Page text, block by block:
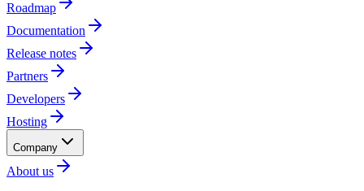
Roadmap​​​​‌ ‍ ​‍​‍‌‍ ‌ ​‍‌‍‍‌‌‍‌ ‌‍‍‌‌‍ ‍​‍​‍​ ‍‍​‍​‍‌ ​ ‌‍​‌‌‍ ‍‌‍‍‌‌ ‌​‌ ‍‌​‍ ‍‌‍‍‌‌‍ ​‍​‍​‍ ​​‍​‍‌‍‍​‌ ​‍‌‍‌‌‌‍‌‍​‍​‍​ ‍‍​‍​‍‌‍‍​‌ ‌​‌ ‌​‌ ​​​ ‍‍​‍ ​‍ ‌‍ ​‌‍ ‌‍​ ‌‍​‌‌‍ ​‌‍‍​‌‍ ‌ ​ ‌ ‌​​ ‍‍​ ​ ​ ​​​ ​​​ ​​​‍ ‌ ​ ‌ ‌​‌ ‌‌‌‍‌​‌‍‍‌‌‍ ​‍ ‌‍‍‌‌‍ ‍‌ ‌​‌‍‌‌‌‍ ‍‌ ‌​​‍ ‌‍‌‌‌‍‌​‌‍‍‌‌ ‌​​‍ ‌‍ ‌‌‍ ‌‍‌​‌‍‌‌​ ‌‌ ​​‌ ​‍‌‍‌‌‌ ​ ‌‍‌‌‌‍ ‍‌ ‌​‌‍​‌‌ ‌​‌‍‍‌‌‍ ‌‍ ‍​ ‍ ‌‍‍‌‌‍‌​​ ‌​ ​‌​ ‍​​ ‍​‌‍‌‍‌‍​ ​ ‌ ​ ​ ‌‍​ ​‍ ‌​ ​ ‌‍​‌​ ​​‌‍‌‌​‍ ‌​ ‌​​ ​ ​ ​‌​ ​​​‍ ‌​ ‍​‌‍‌‍​ ‍‌​ ​ ​‍ ‌‌‍​‌‌‍‌‍‌‍​ ‌‍​‍​ ‌‍‌‍​ ​ ​‌​ ​ ​ ‍‌​ ‍‌​ ‌‍‌‍​‍​ ‍ ‌ ‌​‌ ‍‌‌ ​​‌‍‌‌​ ‌‌‍ ‍‌‍​‌‌ ‌‍‌‍‍‌‌‍‌ ‌‍​‌‌ ‌​‌‍‍‌‌‍ ‌‍ ‍​ ‍ ‌ ​​‌‍​‌‌ ‌​‌‍‍​​ ‌‌‍ ‍‌‍​‌‌ ‌‍‌‍‍‌‌‍‌ ‌‍​‌‌ ‌​‌‍‍‌‌‍ ‌‍ ‍‌​‍‌‌ ‌​‌‍‌‌‌‍ ‌‌ ​ ​‍‌‌​ ‌‌‌​​‍‌‌ ‌‍‍ ‌‍‌‌‌ ‍‌​‍‌‌​ ​ ‌​‌​​‍‌‌​ ​ ‌​‌​​‍‌‌​ ​‍​ ​‍‌‍​‌​ ​​‌‍‌​‌‍‌‌​ ‌‌‌‍‌‍‌‍​ ​ ‌ ‌‍​ ​ ‌​​ ‌​​ ​ ​‍‌‌​ ​‍​ ​‍​‍‌‌​ ‌‌‌​‌​​‍ ‍‌‍​ ‌‍‍​‌‍‍‌‌‍ ​‌‍‌​‌ ​‍‌‍‌‌‌‍ ‍​‍‌‌​ ‌‌‌​​‍‌‌ ‌‍‍ ‌‍‌‌‌ ‍‌​‍‌‌​ ​ ‌​‌​​‍‌‌​ ​ ‌​‌​​‍‌‌​ ​‍​ ​‍​ ‌​‌‍​‌‌‍‌‍‌‍‌‌​ ‌‌​ ‌ ‌‍‌‌​ ​‌‌‍‌‍‌‍‌​‌‍​ ‌‍‌‍​‍‌‌​ ​‍​ ​‍​‍‌‌​ ‌‌‌​‌​​‍ ‍‌ ‌​‌‍‍‌‌ ‌​‌‍ ​‌‍‌‌​ ‌‍​‍‌‍​‌‌ ​ ‌‍‌‌‌‌‌‌‌ ​‍‌‍ ​​ ‌‌‍‍​‌ ‌​‌ ‌​‌ ​​​‍‌‌​ ​ ‌​​‌​‍‌‌​ ​‍‌​‌‍​‍‌‌​ ​‍‌​‌‍‌‍ ​‌‍ ‌‍​ ‌‍​‌‌‍ ​‌‍‍​‌‍ ‌ ​ ‌ ‌​​‍‌‌​ ​ ‌​​‌​ ​ ​ ​​​ ​​​ ​​​‍‌‌​ ​‍‌​‌‍‌ ​ ‌ ‌​‌ ‌‌‌‍‌​‌‍‍‌‌‍ ​‍‌‍‌‍‍‌‌‍‌​​ ‌​ ​‌​ ‍​​ ‍​‌‍‌‍‌‍​ ​ ‌ ​ ​ ‌‍​ ​‍ ‌​ ​ ‌‍​‌​ ​​‌‍‌‌​‍ ‌​ ‌​​ ​ ​ ​‌​ ​​​‍ ‌​ ‍​‌‍‌‍​ ‍‌​ ​ ​‍ ‌‌‍​‌‌‍‌‍‌‍​ ‌‍​‍​ ‌‍‌‍​ ​ ​‌​ ​ ​ ‍‌​ ‍‌​ ‌‍‌‍​‍​‍‌‍‌ ‌​‌ ‍‌‌ ​​‌‍‌‌​ ‌‌‍ ‍‌‍​‌‌ ‌‍‌‍‍‌‌‍‌ ‌‍​‌‌ ‌​‌‍‍‌‌‍ ‌‍ ‍​‍‌‍‌ ​​‌‍​‌‌ ‌​‌‍‍​​ ‌‌‍ ‍‌‍​‌‌ ‌‍‌‍‍‌‌‍‌ ‌‍​‌‌ ‌​‌‍‍‌‌‍ ‌‍ ‍‌​‍‌‌ ‌​‌‍‌‌‌‍ ‌‌ ​ ​‍‌‌​ ‌‌‌​​‍‌‌ ‌‍‍ ‌‍‌‌‌ ‍‌​‍‌‌​ ​ ‌​‌​​‍‌‌​ ​ ‌​‌​​‍‌‌​ ​‍​ ​‍‌‍​‌​ ​​‌‍‌​‌‍‌‌​ ‌‌‌‍‌‍‌‍​ ​ ‌ ‌‍​ ​ ‌​​ ‌​​ ​ ​‍‌‌​ ​‍​ ​‍​‍‌‌​ ‌‌‌​‌​​‍ ‍‌‍​ ‌‍‍​‌‍‍‌‌‍ ​‌‍‌​‌ ​‍‌‍‌‌‌‍ ‍​‍‌‌​ ‌‌‌​​‍‌‌ ‌‍‍ ‌‍‌‌‌ ‍‌​‍‌‌​ ​ ‌​‌​​‍‌‌​ ​ ‌​‌​​‍‌‌​ ​‍​ ​‍​ ‌​‌‍​‌‌‍‌‍‌‍‌‌​ ‌‌​ ‌ ‌‍‌‌​ ​‌‌‍‌‍‌‍‌​‌‍​ ‌‍‌‍​‍‌‌​ ​‍​ ​‍​‍‌‌​ ‌‌‌​‌​​‍ ‍‌ ‌​‌‍‍‌‌ ‌​‌‍ ​‌‍‌‌​‍‌‍‌ ​​‌‍‌‌‌ ​‍‌ ​ ‌ ​​‌‍‌‌‌‍​ ‌ ‌​‌‍‍‌‌ ‌‍‌‍‌‌​ ‌‌ ​​‌ ‌‌‌‍​‍‌‍ ​‌‍‍‌‌ ​ ‌‍‍​‌‍‌‌‌‍‌​​‍​‍‌ ‌
Documentation​​​​‌ ‍ ​‍​‍‌‍ ‌ ​‍‌‍‍‌‌‍‌ ‌‍‍‌‌‍ ‍​‍​‍​ ‍‍​‍​‍‌ ​ ‌‍​‌‌‍ ‍‌‍‍‌‌ ‌​‌ ‍‌​‍ ‍‌‍‍‌‌‍ ​‍​‍​‍ ​​‍​‍‌‍‍​‌ ​‍‌‍‌‌‌‍‌‍​‍​‍​ ‍‍​‍​‍‌‍‍​‌ ‌​‌ ‌​‌ ​​​ ‍‍​‍ ​‍ ‌‍ ​‌‍ ‌‍​ ‌‍​‌‌‍ ​‌‍‍​‌‍ ‌ ​ ‌ ‌​​ ‍‍​ ​ ​ ​​​ ​​​ ​​​‍ ‌ ​ ‌ ‌​‌ ‌‌‌‍‌​‌‍‍‌‌‍ ​‍ ‌‍‍‌‌‍ ‍‌ ‌​‌‍‌‌‌‍ ‍‌ ‌​​‍ ‌‍‌‌‌‍‌​‌‍‍‌‌ ‌​​‍ ‌‍ ‌‌‍ ‌‍‌​‌‍‌‌​ ‌‌ ​​‌ ​‍‌‍‌‌‌ ​ ‌‍‌‌‌‍ ‍‌ ‌​‌‍​‌‌ ‌​‌‍‍‌‌‍ ‌‍ ‍​ ‍ ‌‍‍‌‌‍‌​​ ‌​ ​‌​ ‍​​ ‍​‌‍‌‍‌‍​ ​ ‌ ​ ​ ‌‍​ ​‍ ‌​ ​ ‌‍​‌​ ​​‌‍‌‌​‍ ‌​ ‌​​ ​ ​ ​‌​ ​​​‍ ‌​ ‍​‌‍‌‍​ ‍‌​ ​ ​‍ ‌‌‍​‌‌‍‌‍‌‍​ ‌‍​‍​ ‌‍‌‍​ ​ ​‌​ ​ ​ ‍‌​ ‍‌​ ‌‍‌‍​‍​ ‍ ‌ ‌​‌ ‍‌‌ ​​‌‍‌‌​ ‌‌‍ ‍‌‍​‌‌ ‌‍‌‍‍‌‌‍‌ ‌‍​‌‌ ‌​‌‍‍‌‌‍ ‌‍ ‍​ ‍ ‌ ​​‌‍​‌‌ ‌​‌‍‍​​ ‌‌‍ ‍‌‍​‌‌ ‌‍‌‍‍‌‌‍‌ ‌‍​‌‌ ‌​‌‍‍‌‌‍ ‌‍ ‍‌​‍‌‌ ‌​‌‍‌‌‌‍ ‌‌ ​ ​‍‌‌​ ‌‌‌​​‍‌‌ ‌‍‍ ‌‍‌‌‌ ‍‌​‍‌‌​ ​ ‌​‌​​‍‌‌​ ​ ‌​‌​​‍‌‌​ ​‍​ ​‍‌‍​‌​ ​​‌‍‌​‌‍‌‌​ ‌‌‌‍‌‍‌‍​ ​ ‌ ‌‍​ ​ ‌​​ ‌​​ ​ ​‍‌‌​ ​‍​ ​‍​‍‌‌​ ‌‌‌​‌​​‍ ‍‌‍​ ‌‍‍​‌‍‍‌‌‍ ​‌‍‌​‌ ​‍‌‍‌‌‌‍ ‍​‍‌‌​ ‌‌‌​​‍‌‌ ‌‍‍ ‌‍‌‌‌ ‍‌​‍‌‌​ ​ ‌​‌​​‍‌‌​ ​ ‌​‌​​‍‌‌​ ​‍​ ​‍​ ​ ‌‍​‍​ ‍‌​ ‌ ‌‍‌‍​ ​‌‌‍​‌​ ‍‌​ ‍​‌‍​ ​ ​​​ ‌ ​‍‌‌​ ​‍​ ​‍​‍‌‌​ ‌‌‌​‌​​‍ ‍‌ ‌​‌‍‍‌‌ ‌​‌‍ ​‌‍‌‌​ ‌‍​‍‌‍​‌‌ ​ ‌‍‌‌‌‌‌‌‌ ​‍‌‍ ​​ ‌‌‍‍​‌ ‌​‌ ‌​‌ ​​​‍‌‌​ ​ ‌​​‌​‍‌‌​ ​‍‌​‌‍​‍‌‌​ ​‍‌​‌‍‌‍ ​‌‍ ‌‍​ ‌‍​‌‌‍ ​‌‍‍​‌‍ ‌ ​ ‌ ‌​​‍‌‌​ ​ ‌​​‌​ ​ ​ ​​​ ​​​ ​​​‍‌‌​ ​‍‌​‌‍‌ ​ ‌ ‌​‌ ‌‌‌‍‌​‌‍‍‌‌‍ ​‍‌‍‌‍‍‌‌‍‌​​ ‌​ ​‌​ ‍​​ ‍​‌‍‌‍‌‍​ ​ ‌ ​ ​ ‌‍​ ​‍ ‌​ ​ ‌‍​‌​ ​​‌‍‌‌​‍ ‌​ ‌​​ ​ ​ ​‌​ ​​​‍ ‌​ ‍​‌‍‌‍​ ‍‌​ ​ ​‍ ‌‌‍​‌‌‍‌‍‌‍​ ‌‍​‍​ ‌‍‌‍​ ​ ​‌​ ​ ​ ‍‌​ ‍‌​ ‌‍‌‍​‍​‍‌‍‌ ‌​‌ ‍‌‌ ​​‌‍‌‌​ ‌‌‍ ‍‌‍​‌‌ ‌‍‌‍‍‌‌‍‌ ‌‍​‌‌ ‌​‌‍‍‌‌‍ ‌‍ ‍​‍‌‍‌ ​​‌‍​‌‌ ‌​‌‍‍​​ ‌‌‍ ‍‌‍​‌‌ ‌‍‌‍‍‌‌‍‌ ‌‍​‌‌ ‌​‌‍‍‌‌‍ ‌‍ ‍‌​‍‌‌ ‌​‌‍‌‌‌‍ ‌‌ ​ ​‍‌‌​ ‌‌‌​​‍‌‌ ‌‍‍ ‌‍‌‌‌ ‍‌​‍‌‌​ ​ ‌​‌​​‍‌‌​ ​ ‌​‌​​‍‌‌​ ​‍​ ​‍‌‍​‌​ ​​‌‍‌​‌‍‌‌​ ‌‌‌‍‌‍‌‍​ ​ ‌ ‌‍​ ​ ‌​​ ‌​​ ​ ​‍‌‌​ ​‍​ ​‍​‍‌‌​ ‌‌‌​‌​​‍ ‍‌‍​ ‌‍‍​‌‍‍‌‌‍ ​‌‍‌​‌ ​‍‌‍‌‌‌‍ ‍​‍‌‌​ ‌‌‌​​‍‌‌ ‌‍‍ ‌‍‌‌‌ ‍‌​‍‌‌​ ​ ‌​‌​​‍‌‌​ ​ ‌​‌​​‍‌‌​ ​‍​ ​‍​ ​ ‌‍​‍​ ‍‌​ ‌ ‌‍‌‍​ ​‌‌‍​‌​ ‍‌​ ‍​‌‍​ ​ ​​​ ‌ ​‍‌‌​ ​‍​ ​‍​‍‌‌​ ‌‌‌​‌​​‍ ‍‌ ‌​‌‍‍‌‌ ‌​‌‍ ​‌‍‌‌​‍‌‍‌ ​​‌‍‌‌‌ ​‍‌ ​ ‌ ​​‌‍‌‌‌‍​ ‌ ‌​‌‍‍‌‌ ‌‍‌‍‌‌​ ‌‌ ​​‌ ‌‌‌‍​‍‌‍ ​‌‍‍‌‌ ​ ‌‍‍​‌‍‌‌‌‍‌​​‍​‍‌ ‌
Release notes​​​​‌ ‍ ​‍​‍‌‍ ‌ ​‍‌‍‍‌‌‍‌ ‌‍‍‌‌‍ ‍​‍​‍​ ‍‍​‍​‍‌ ​ ‌‍​‌‌‍ ‍‌‍‍‌‌ ‌​‌ ‍‌​‍ ‍‌‍‍‌‌‍ ​‍​‍​‍ ​​‍​‍‌‍‍​‌ ​‍‌‍‌‌‌‍‌‍​‍​‍​ ‍‍​‍​‍‌‍‍​‌ ‌​‌ ‌​‌ ​​​ ‍‍​‍ ​‍ ‌‍ ​‌‍ ‌‍​ ‌‍​‌‌‍ ​‌‍‍​‌‍ ‌ ​ ‌ ‌​​ ‍‍​ ​ ​ ​​​ ​​​ ​​​‍ ‌ ​ ‌ ‌​‌ ‌‌‌‍‌​‌‍‍‌‌‍ ​‍ ‌‍‍‌‌‍ ‍‌ ‌​‌‍‌‌‌‍ ‍‌ ‌​​‍ ‌‍‌‌‌‍‌​‌‍‍‌‌ ‌​​‍ ‌‍ ‌‌‍ ‌‍‌​‌‍‌‌​ ‌‌ ​​‌ ​‍‌‍‌‌‌ ​ ‌‍‌‌‌‍ ‍‌ ‌​‌‍​‌‌ ‌​‌‍‍‌‌‍ ‌‍ ‍​ ‍ ‌‍‍‌‌‍‌​​ ‌​ ​‌​ ‍​​ ‍​‌‍‌‍‌‍​ ​ ‌ ​ ​ ‌‍​ ​‍ ‌​ ​ ‌‍​‌​ ​​‌‍‌‌​‍ ‌​ ‌​​ ​ ​ ​‌​ ​​​‍ ‌​ ‍​‌‍‌‍​ ‍‌​ ​ ​‍ ‌‌‍​‌‌‍‌‍‌‍​ ‌‍​‍​ ‌‍‌‍​ ​ ​‌​ ​ ​ ‍‌​ ‍‌​ ‌‍‌‍​‍​ ‍ ‌ ‌​‌ ‍‌‌ ​​‌‍‌‌​ ‌‌‍ ‍‌‍​‌‌ ‌‍‌‍‍‌‌‍‌ ‌‍​‌‌ ‌​‌‍‍‌‌‍ ‌‍ ‍​ ‍ ‌ ​​‌‍​‌‌ ‌​‌‍‍​​ ‌‌‍ ‍‌‍​‌‌ ‌‍‌‍‍‌‌‍‌ ‌‍​‌‌ ‌​‌‍‍‌‌‍ ‌‍ ‍‌​‍‌‌ ‌​‌‍‌‌‌‍ ‌‌ ​ ​‍‌‌​ ‌‌‌​​‍‌‌ ‌‍‍ ‌‍‌‌‌ ‍‌​‍‌‌​ ​ ‌​‌​​‍‌‌​ ​ ‌​‌​​‍‌‌​ ​‍​ ​‍‌‍​‌​ ​​‌‍‌​‌‍‌‌​ ‌‌‌‍‌‍‌‍​ ​ ‌ ‌‍​ ​ ‌​​ ‌​​ ​ ​‍‌‌​ ​‍​ ​‍​‍‌‌​ ‌‌‌​‌​​‍ ‍‌‍​ ‌‍‍​‌‍‍‌‌‍ ​‌‍‌​‌ ​‍‌‍‌‌‌‍ ‍​‍‌‌​ ‌‌‌​​‍‌‌ ‌‍‍ ‌‍‌‌‌ ‍‌​‍‌‌​ ​ ‌​‌​​‍‌‌​ ​ ‌​‌​​‍‌‌​ ​‍​ ​‍​ ‍‌​ ‍​​ ‌‌​ ‌​‌‍​‌​ ‍​​ ​‌​ ‌‍‌‍‌‌‌‍‌‍​ ‌​​ ‌‍​‍‌‌​ ​‍​ ​‍​‍‌‌​ ‌‌‌​‌​​‍ ‍‌ ‌​‌‍‍‌‌ ‌​‌‍ ​‌‍‌‌​ ‌‍​‍‌‍​‌‌ ​ ‌‍‌‌‌‌‌‌‌ ​‍‌‍ ​​ ‌‌‍‍​‌ ‌​‌ ‌​‌ ​​​‍‌‌​ ​ ‌​​‌​‍‌‌​ ​‍‌​‌‍​‍‌‌​ ​‍‌​‌‍‌‍ ​‌‍ ‌‍​ ‌‍​‌‌‍ ​‌‍‍​‌‍ ‌ ​ ‌ ‌​​‍‌‌​ ​ ‌​​‌​ ​ ​ ​​​ ​​​ ​​​‍‌‌​ ​‍‌​‌‍‌ ​ ‌ ‌​‌ ‌‌‌‍‌​‌‍‍‌‌‍ ​‍‌‍‌‍‍‌‌‍‌​​ ‌​ ​‌​ ‍​​ ‍​‌‍‌‍‌‍​ ​ ‌ ​ ​ ‌‍​ ​‍ ‌​ ​ ‌‍​‌​ ​​‌‍‌‌​‍ ‌​ ‌​​ ​ ​ ​‌​ ​​​‍ ‌​ ‍​‌‍‌‍​ ‍‌​ ​ ​‍ ‌‌‍​‌‌‍‌‍‌‍​ ‌‍​‍​ ‌‍‌‍​ ​ ​‌​ ​ ​ ‍‌​ ‍‌​ ‌‍‌‍​‍​‍‌‍‌ ‌​‌ ‍‌‌ ​​‌‍‌‌​ ‌‌‍ ‍‌‍​‌‌ ‌‍‌‍‍‌‌‍‌ ‌‍​‌‌ ‌​‌‍‍‌‌‍ ‌‍ ‍​‍‌‍‌ ​​‌‍​‌‌ ‌​‌‍‍​​ ‌‌‍ ‍‌‍​‌‌ ‌‍‌‍‍‌‌‍‌ ‌‍​‌‌ ‌​‌‍‍‌‌‍ ‌‍ ‍‌​‍‌‌ ‌​‌‍‌‌‌‍ ‌‌ ​ ​‍‌‌​ ‌‌‌​​‍‌‌ ‌‍‍ ‌‍‌‌‌ ‍‌​‍‌‌​ ​ ‌​‌​​‍‌‌​ ​ ‌​‌​​‍‌‌​ ​‍​ ​‍‌‍​‌​ ​​‌‍‌​‌‍‌‌​ ‌‌‌‍‌‍‌‍​ ​ ‌ ‌‍​ ​ ‌​​ ‌​​ ​ ​‍‌‌​ ​‍​ ​‍​‍‌‌​ ‌‌‌​‌​​‍ ‍‌‍​ ‌‍‍​‌‍‍‌‌‍ ​‌‍‌​‌ ​‍‌‍‌‌‌‍ ‍​‍‌‌​ ‌‌‌​​‍‌‌ ‌‍‍ ‌‍‌‌‌ ‍‌​‍‌‌​ ​ ‌​‌​​‍‌‌​ ​ ‌​‌​​‍‌‌​ ​‍​ ​‍​ ‍‌​ ‍​​ ‌‌​ ‌​‌‍​‌​ ‍​​ ​‌​ ‌‍‌‍‌‌‌‍‌‍​ ‌​​ ‌‍​‍‌‌​ ​‍​ ​‍​‍‌‌​ ‌‌‌​‌​​‍ ‍‌ ‌​‌‍‍‌‌ ‌​‌‍ ​‌‍‌‌​‍‌‍‌ ​​‌‍‌‌‌ ​‍‌ ​ ‌ ​​‌‍‌‌‌‍​ ‌ ‌​‌‍‍‌‌ ‌‍‌‍‌‌​ ‌‌ ​​‌ ‌‌‌‍​‍‌‍ ​‌‍‍‌‌ ​ ‌‍‍​‌‍‌‌‌‍‌​​‍​‍‌ ‌
Partners​​​​‌ ‍ ​‍​‍‌‍ ‌ ​‍‌‍‍‌‌‍‌ ‌‍‍‌‌‍ ‍​‍​‍​ ‍‍​‍​‍‌ ​ ‌‍​‌‌‍ ‍‌‍‍‌‌ ‌​‌ ‍‌​‍ ‍‌‍‍‌‌‍ ​‍​‍​‍ ​​‍​‍‌‍‍​‌ ​‍‌‍‌‌‌‍‌‍​‍​‍​ ‍‍​‍​‍‌‍‍​‌ ‌​‌ ‌​‌ ​​​ ‍‍​‍ ​‍ ‌‍ ​‌‍ ‌‍​ ‌‍​‌‌‍ ​‌‍‍​‌‍ ‌ ​ ‌ ‌​​ ‍‍​ ​ ​ ​​​ ​​​ ​​​‍ ‌ ​ ‌ ‌​‌ ‌‌‌‍‌​‌‍‍‌‌‍ ​‍ ‌‍‍‌‌‍ ‍‌ ‌​‌‍‌‌‌‍ ‍‌ ‌​​‍ ‌‍‌‌‌‍‌​‌‍‍‌‌ ‌​​‍ ‌‍ ‌‌‍ ‌‍‌​‌‍‌‌​ ‌‌ ​​‌ ​‍‌‍‌‌‌ ​ ‌‍‌‌‌‍ ‍‌ ‌​‌‍​‌‌ ‌​‌‍‍‌‌‍ ‌‍ ‍​ ‍ ‌‍‍‌‌‍‌​​ ‌​ ​‌​ ‍​​ ‍​‌‍‌‍‌‍​ ​ ‌ ​ ​ ‌‍​ ​‍ ‌​ ​ ‌‍​‌​ ​​‌‍‌‌​‍ ‌​ ‌​​ ​ ​ ​‌​ ​​​‍ ‌​ ‍​‌‍‌‍​ ‍‌​ ​ ​‍ ‌‌‍​‌‌‍‌‍‌‍​ ‌‍​‍​ ‌‍‌‍​ ​ ​‌​ ​ ​ ‍‌​ ‍‌​ ‌‍‌‍​‍​ ‍ ‌ ‌​‌ ‍‌‌ ​​‌‍‌‌​ ‌‌‍ ‍‌‍​‌‌ ‌‍‌‍‍‌‌‍‌ ‌‍​‌‌ ‌​‌‍‍‌‌‍ ‌‍ ‍​ ‍ ‌ ​​‌‍​‌‌ ‌​‌‍‍​​ ‌‌‍ ‍‌‍​‌‌ ‌‍‌‍‍‌‌‍‌ ‌‍​‌‌ ‌​‌‍‍‌‌‍ ‌‍ ‍‌​‍‌‌ ‌​‌‍‌‌‌‍ ‌‌ ​ ​‍‌‌​ ‌‌‌​​‍‌‌ ‌‍‍ ‌‍‌‌‌ ‍‌​‍‌‌​ ​ ‌​‌​​‍‌‌​ ​ ‌​‌​​‍‌‌​ ​‍​ ​‍‌‍​‌​ ​​‌‍‌​‌‍‌‌​ ‌‌‌‍‌‍‌‍​ ​ ‌ ‌‍​ ​ ‌​​ ‌​​ ​ ​‍‌‌​ ​‍​ ​‍​‍‌‌​ ‌‌‌​‌​​‍ ‍‌‍​ ‌‍‍​‌‍‍‌‌‍ ​‌‍‌​‌ ​‍‌‍‌‌‌‍ ‍​‍‌‌​ ‌‌‌​​‍‌‌ ‌‍‍ ‌‍‌‌‌ ‍‌​‍‌‌​ ​ ‌​‌​​‍‌‌​ ​ ‌​‌​​‍‌‌​ ​‍​ ​‍‌‍​ ​ ‌​‌‍​‌​ ‍‌​ ‌‌​ ‌​‌‍‌‌​ ‌​​ ​ ‌‍​‌​ ‌ ‌‍​‌​‍‌‌​ ​‍​ ​‍​‍‌‌​ ‌‌‌​‌​​‍ ‍‌ ‌​‌‍‍‌‌ ‌​‌‍ ​‌‍‌‌​ ‌‍​‍‌‍​‌‌ ​ ‌‍‌‌‌‌‌‌‌ ​‍‌‍ ​​ ‌‌‍‍​‌ ‌​‌ ‌​‌ ​​​‍‌‌​ ​ ‌​​‌​‍‌‌​ ​‍‌​‌‍​‍‌‌​ ​‍‌​‌‍‌‍ ​‌‍ ‌‍​ ‌‍​‌‌‍ ​‌‍‍​‌‍ ‌ ​ ‌ ‌​​‍‌‌​ ​ ‌​​‌​ ​ ​ ​​​ ​​​ ​​​‍‌‌​ ​‍‌​‌‍‌ ​ ‌ ‌​‌ ‌‌‌‍‌​‌‍‍‌‌‍ ​‍‌‍‌‍‍‌‌‍‌​​ ‌​ ​‌​ ‍​​ ‍​‌‍‌‍‌‍​ ​ ‌ ​ ​ ‌‍​ ​‍ ‌​ ​ ‌‍​‌​ ​​‌‍‌‌​‍ ‌​ ‌​​ ​ ​ ​‌​ ​​​‍ ‌​ ‍​‌‍‌‍​ ‍‌​ ​ ​‍ ‌‌‍​‌‌‍‌‍‌‍​ ‌‍​‍​ ‌‍‌‍​ ​ ​‌​ ​ ​ ‍‌​ ‍‌​ ‌‍‌‍​‍​‍‌‍‌ ‌​‌ ‍‌‌ ​​‌‍‌‌​ ‌‌‍ ‍‌‍​‌‌ ‌‍‌‍‍‌‌‍‌ ‌‍​‌‌ ‌​‌‍‍‌‌‍ ‌‍ ‍​‍‌‍‌ ​​‌‍​‌‌ ‌​‌‍‍​​ ‌‌‍ ‍‌‍​‌‌ ‌‍‌‍‍‌‌‍‌ ‌‍​‌‌ ‌​‌‍‍‌‌‍ ‌‍ ‍‌​‍‌‌ ‌​‌‍‌‌‌‍ ‌‌ ​ ​‍‌‌​ ‌‌‌​​‍‌‌ ‌‍‍ ‌‍‌‌‌ ‍‌​‍‌‌​ ​ ‌​‌​​‍‌‌​ ​ ‌​‌​​‍‌‌​ ​‍​ ​‍‌‍​‌​ ​​‌‍‌​‌‍‌‌​ ‌‌‌‍‌‍‌‍​ ​ ‌ ‌‍​ ​ ‌​​ ‌​​ ​ ​‍‌‌​ ​‍​ ​‍​‍‌‌​ ‌‌‌​‌​​‍ ‍‌‍​ ‌‍‍​‌‍‍‌‌‍ ​‌‍‌​‌ ​‍‌‍‌‌‌‍ ‍​‍‌‌​ ‌‌‌​​‍‌‌ ‌‍‍ ‌‍‌‌‌ ‍‌​‍‌‌​ ​ ‌​‌​​‍‌‌​ ​ ‌​‌​​‍‌‌​ ​‍​ ​‍‌‍​ ​ ‌​‌‍​‌​ ‍‌​ ‌‌​ ‌​‌‍‌‌​ ‌​​ ​ ‌‍​‌​ ‌ ‌‍​‌​‍‌‌​ ​‍​ ​‍​‍‌‌​ ‌‌‌​‌​​‍ ‍‌ ‌​‌‍‍‌‌ ‌​‌‍ ​‌‍‌‌​‍‌‍‌ ​​‌‍‌‌‌ ​‍‌ ​ ‌ ​​‌‍‌‌‌‍​ ‌ ‌​‌‍‍‌‌ ‌‍‌‍‌‌​ ‌‌ ​​‌ ‌‌‌‍​‍‌‍ ​‌‍‍‌‌ ​ ‌‍‍​‌‍‌‌‌‍‌​​‍​‍‌ ‌
Developers​​​​‌ ‍ ​‍​‍‌‍ ‌ ​‍‌‍‍‌‌‍‌ ‌‍‍‌‌‍ ‍​‍​‍​ ‍‍​‍​‍‌ ​ ‌‍​‌‌‍ ‍‌‍‍‌‌ ‌​‌ ‍‌​‍ ‍‌‍‍‌‌‍ ​‍​‍​‍ ​​‍​‍‌‍‍​‌ ​‍‌‍‌‌‌‍‌‍​‍​‍​ ‍‍​‍​‍‌‍‍​‌ ‌​‌ ‌​‌ ​​​ ‍‍​‍ ​‍ ‌‍ ​‌‍ ‌‍​ ‌‍​‌‌‍ ​‌‍‍​‌‍ ‌ ​ ‌ ‌​​ ‍‍​ ​ ​ ​​​ ​​​ ​​​‍ ‌ ​ ‌ ‌​‌ ‌‌‌‍‌​‌‍‍‌‌‍ ​‍ ‌‍‍‌‌‍ ‍‌ ‌​‌‍‌‌‌‍ ‍‌ ‌​​‍ ‌‍‌‌‌‍‌​‌‍‍‌‌ ‌​​‍ ‌‍ ‌‌‍ ‌‍‌​‌‍‌‌​ ‌‌ ​​‌ ​‍‌‍‌‌‌ ​ ‌‍‌‌‌‍ ‍‌ ‌​‌‍​‌‌ ‌​‌‍‍‌‌‍ ‌‍ ‍​ ‍ ‌‍‍‌‌‍‌​​ ‌​ ​‌​ ‍​​ ‍​‌‍‌‍‌‍​ ​ ‌ ​ ​ ‌‍​ ​‍ ‌​ ​ ‌‍​‌​ ​​‌‍‌‌​‍ ‌​ ‌​​ ​ ​ ​‌​ ​​​‍ ‌​ ‍​‌‍‌‍​ ‍‌​ ​ ​‍ ‌‌‍​‌‌‍‌‍‌‍​ ‌‍​‍​ ‌‍‌‍​ ​ ​‌​ ​ ​ ‍‌​ ‍‌​ ‌‍‌‍​‍​ ‍ ‌ ‌​‌ ‍‌‌ ​​‌‍‌‌​ ‌‌‍ ‍‌‍​‌‌ ‌‍‌‍‍‌‌‍‌ ‌‍​‌‌ ‌​‌‍‍‌‌‍ ‌‍ ‍​ ‍ ‌ ​​‌‍​‌‌ ‌​‌‍‍​​ ‌‌‍ ‍‌‍​‌‌ ‌‍‌‍‍‌‌‍‌ ‌‍​‌‌ ‌​‌‍‍‌‌‍ ‌‍ ‍‌​‍‌‌ ‌​‌‍‌‌‌‍ ‌‌ ​ ​‍‌‌​ ‌‌‌​​‍‌‌ ‌‍‍ ‌‍‌‌‌ ‍‌​‍‌‌​ ​ ‌​‌​​‍‌‌​ ​ ‌​‌​​‍‌‌​ ​‍​ ​‍‌‍​‌​ ​​‌‍‌​‌‍‌‌​ ‌‌‌‍‌‍‌‍​ ​ ‌ ‌‍​ ​ ‌​​ ‌​​ ​ ​‍‌‌​ ​‍​ ​‍​‍‌‌​ ‌‌‌​‌​​‍ ‍‌‍​ ‌‍‍​‌‍‍‌‌‍ ​‌‍‌​‌ ​‍‌‍‌‌‌‍ ‍​‍‌‌​ ‌‌‌​​‍‌‌ ‌‍‍ ‌‍‌‌‌ ‍‌​‍‌‌​ ​ ‌​‌​​‍‌‌​ ​ ‌​‌​​‍‌‌​ ​‍​ ​‍​ ‍‌​ ‌‍​ ​‍‌‍‌​​ ‌‍​ ‌​​ ​​‌‍​ ​ ‍​​ ​ ​ ​​‌‍‌​​‍‌‌​ ​‍​ ​‍​‍‌‌​ ‌‌‌​‌​​‍ ‍‌ ‌​‌‍‍‌‌ ‌​‌‍ ​‌‍‌‌​ ‌‍​‍‌‍​‌‌ ​ ‌‍‌‌‌‌‌‌‌ ​‍‌‍ ​​ ‌‌‍‍​‌ ‌​‌ ‌​‌ ​​​‍‌‌​ ​ ‌​​‌​‍‌‌​ ​‍‌​‌‍​‍‌‌​ ​‍‌​‌‍‌‍ ​‌‍ ‌‍​ ‌‍​‌‌‍ ​‌‍‍​‌‍ ‌ ​ ‌ ‌​​‍‌‌​ ​ ‌​​‌​ ​ ​ ​​​ ​​​ ​​​‍‌‌​ ​‍‌​‌‍‌ ​ ‌ ‌​‌ ‌‌‌‍‌​‌‍‍‌‌‍ ​‍‌‍‌‍‍‌‌‍‌​​ ‌​ ​‌​ ‍​​ ‍​‌‍‌‍‌‍​ ​ ‌ ​ ​ ‌‍​ ​‍ ‌​ ​ ‌‍​‌​ ​​‌‍‌‌​‍ ‌​ ‌​​ ​ ​ ​‌​ ​​​‍ ‌​ ‍​‌‍‌‍​ ‍‌​ ​ ​‍ ‌‌‍​‌‌‍‌‍‌‍​ ‌‍​‍​ ‌‍‌‍​ ​ ​‌​ ​ ​ ‍‌​ ‍‌​ ‌‍‌‍​‍​‍‌‍‌ ‌​‌ ‍‌‌ ​​‌‍‌‌​ ‌‌‍ ‍‌‍​‌‌ ‌‍‌‍‍‌‌‍‌ ‌‍​‌‌ ‌​‌‍‍‌‌‍ ‌‍ ‍​‍‌‍‌ ​​‌‍​‌‌ ‌​‌‍‍​​ ‌‌‍ ‍‌‍​‌‌ ‌‍‌‍‍‌‌‍‌ ‌‍​‌‌ ‌​‌‍‍‌‌‍ ‌‍ ‍‌​‍‌‌ ‌​‌‍‌‌‌‍ ‌‌ ​ ​‍‌‌​ ‌‌‌​​‍‌‌ ‌‍‍ ‌‍‌‌‌ ‍‌​‍‌‌​ ​ ‌​‌​​‍‌‌​ ​ ‌​‌​​‍‌‌​ ​‍​ ​‍‌‍​‌​ ​​‌‍‌​‌‍‌‌​ ‌‌‌‍‌‍‌‍​ ​ ‌ ‌‍​ ​ ‌​​ ‌​​ ​ ​‍‌‌​ ​‍​ ​‍​‍‌‌​ ‌‌‌​‌​​‍ ‍‌‍​ ‌‍‍​‌‍‍‌‌‍ ​‌‍‌​‌ ​‍‌‍‌‌‌‍ ‍​‍‌‌​ ‌‌‌​​‍‌‌ ‌‍‍ ‌‍‌‌‌ ‍‌​‍‌‌​ ​ ‌​‌​​‍‌‌​ ​ ‌​‌​​‍‌‌​ ​‍​ ​‍​ ‍‌​ ‌‍​ ​‍‌‍‌​​ ‌‍​ ‌​​ ​​‌‍​ ​ ‍​​ ​ ​ ​​‌‍‌​​‍‌‌​ ​‍​ ​‍​‍‌‌​ ‌‌‌​‌​​‍ ‍‌ ‌​‌‍‍‌‌ ‌​‌‍ ​‌‍‌‌​‍‌‍‌ ​​‌‍‌‌‌ ​‍‌ ​ ‌ ​​‌‍‌‌‌‍​ ‌ ‌​‌‍‍‌‌ ‌‍‌‍‌‌​ ‌‌ ​​‌ ‌‌‌‍​‍‌‍ ​‌‍‍‌‌ ​ ‌‍‍​‌‍‌‌‌‍‌​​‍​‍‌ ‌
Hosting​​​​‌ ‍ ​‍​‍‌‍ ‌ ​‍‌‍‍‌‌‍‌ ‌‍‍‌‌‍ ‍​‍​‍​ ‍‍​‍​‍‌ ​ ‌‍​‌‌‍ ‍‌‍‍‌‌ ‌​‌ ‍‌​‍ ‍‌‍‍‌‌‍ ​‍​‍​‍ ​​‍​‍‌‍‍​‌ ​‍‌‍‌‌‌‍‌‍​‍​‍​ ‍‍​‍​‍‌‍‍​‌ ‌​‌ ‌​‌ ​​​ ‍‍​‍ ​‍ ‌‍ ​‌‍ ‌‍​ ‌‍​‌‌‍ ​‌‍‍​‌‍ ‌ ​ ‌ ‌​​ ‍‍​ ​ ​ ​​​ ​​​ ​​​‍ ‌ ​ ‌ ‌​‌ ‌‌‌‍‌​‌‍‍‌‌‍ ​‍ ‌‍‍‌‌‍ ‍‌ ‌​‌‍‌‌‌‍ ‍‌ ‌​​‍ ‌‍‌‌‌‍‌​‌‍‍‌‌ ‌​​‍ ‌‍ ‌‌‍ ‌‍‌​‌‍‌‌​ ‌‌ ​​‌ ​‍‌‍‌‌‌ ​ ‌‍‌‌‌‍ ‍‌ ‌​‌‍​‌‌ ‌​‌‍‍‌‌‍ ‌‍ ‍​ ‍ ‌‍‍‌‌‍‌​​ ‌​ ​‌​ ‍​​ ‍​‌‍‌‍‌‍​ ​ ‌ ​ ​ ‌‍​ ​‍ ‌​ ​ ‌‍​‌​ ​​‌‍‌‌​‍ ‌​ ‌​​ ​ ​ ​‌​ ​​​‍ ‌​ ‍​‌‍‌‍​ ‍‌​ ​ ​‍ ‌‌‍​‌‌‍‌‍‌‍​ ‌‍​‍​ ‌‍‌‍​ ​ ​‌​ ​ ​ ‍‌​ ‍‌​ ‌‍‌‍​‍​ ‍ ‌ ‌​‌ ‍‌‌ ​​‌‍‌‌​ ‌‌‍ ‍‌‍​‌‌ ‌‍‌‍‍‌‌‍‌ ‌‍​‌‌ ‌​‌‍‍‌‌‍ ‌‍ ‍​ ‍ ‌ ​​‌‍​‌‌ ‌​‌‍‍​​ ‌‌‍ ‍‌‍​‌‌ ‌‍‌‍‍‌‌‍‌ ‌‍​‌‌ ‌​‌‍‍‌‌‍ ‌‍ ‍‌​‍‌‌ ‌​‌‍‌‌‌‍ ‌‌ ​ ​‍‌‌​ ‌‌‌​​‍‌‌ ‌‍‍ ‌‍‌‌‌ ‍‌​‍‌‌​ ​ ‌​‌​​‍‌‌​ ​ ‌​‌​​‍‌‌​ ​‍​ ​‍‌‍​‌​ ​​‌‍‌​‌‍‌‌​ ‌‌‌‍‌‍‌‍​ ​ ‌ ‌‍​ ​ ‌​​ ‌​​ ​ ​‍‌‌​ ​‍​ ​‍​‍‌‌​ ‌‌‌​‌​​‍ ‍‌‍​ ‌‍‍​‌‍‍‌‌‍ ​‌‍‌​‌ ​‍‌‍‌‌‌‍ ‍​‍‌‌​ ‌‌‌​​‍‌‌ ‌‍‍ ‌‍‌‌‌ ‍‌​‍‌‌​ ​ ‌​‌​​‍‌‌​ ​ ‌​‌​​‍‌‌​ ​‍​ ​‍​ ‌ ‌‍‌‍​ ‌ ​ ‍‌​ ​‍​ ‍​‌‍‌​​ ‌‌​ ‍​‌‍‌‌​ ‌ ‌‍‌‌​‍‌‌​ ​‍​ ​‍​‍‌‌​ ‌‌‌​‌​​‍ ‍‌ ‌​‌‍‍‌‌ ‌​‌‍ ​‌‍‌‌​ ‌‍​‍‌‍​‌‌ ​ ‌‍‌‌‌‌‌‌‌ ​‍‌‍ ​​ ‌‌‍‍​‌ ‌​‌ ‌​‌ ​​​‍‌‌​ ​ ‌​​‌​‍‌‌​ ​‍‌​‌‍​‍‌‌​ ​‍‌​‌‍‌‍ ​‌‍ ‌‍​ ‌‍​‌‌‍ ​‌‍‍​‌‍ ‌ ​ ‌ ‌​​‍‌‌​ ​ ‌​​‌​ ​ ​ ​​​ ​​​ ​​​‍‌‌​ ​‍‌​‌‍‌ ​ ‌ ‌​‌ ‌‌‌‍‌​‌‍‍‌‌‍ ​‍‌‍‌‍‍‌‌‍‌​​ ‌​ ​‌​ ‍​​ ‍​‌‍‌‍‌‍​ ​ ‌ ​ ​ ‌‍​ ​‍ ‌​ ​ ‌‍​‌​ ​​‌‍‌‌​‍ ‌​ ‌​​ ​ ​ ​‌​ ​​​‍ ‌​ ‍​‌‍‌‍​ ‍‌​ ​ ​‍ ‌‌‍​‌‌‍‌‍‌‍​ ‌‍​‍​ ‌‍‌‍​ ​ ​‌​ ​ ​ ‍‌​ ‍‌​ ‌‍‌‍​‍​‍‌‍‌ ‌​‌ ‍‌‌ ​​‌‍‌‌​ ‌‌‍ ‍‌‍​‌‌ ‌‍‌‍‍‌‌‍‌ ‌‍​‌‌ ‌​‌‍‍‌‌‍ ‌‍ ‍​‍‌‍‌ ​​‌‍​‌‌ ‌​‌‍‍​​ ‌‌‍ ‍‌‍​‌‌ ‌‍‌‍‍‌‌‍‌ ‌‍​‌‌ ‌​‌‍‍‌‌‍ ‌‍ ‍‌​‍‌‌ ‌​‌‍‌‌‌‍ ‌‌ ​ ​‍‌‌​ ‌‌‌​​‍‌‌ ‌‍‍ ‌‍‌‌‌ ‍‌​‍‌‌​ ​ ‌​‌​​‍‌‌​ ​ ‌​‌​​‍‌‌​ ​‍​ ​‍‌‍​‌​ ​​‌‍‌​‌‍‌‌​ ‌‌‌‍‌‍‌‍​ ​ ‌ ‌‍​ ​ ‌​​ ‌​​ ​ ​‍‌‌​ ​‍​ ​‍​‍‌‌​ ‌‌‌​‌​​‍ ‍‌‍​ ‌‍‍​‌‍‍‌‌‍ ​‌‍‌​‌ ​‍‌‍‌‌‌‍ ‍​‍‌‌​ ‌‌‌​​‍‌‌ ‌‍‍ ‌‍‌‌‌ ‍‌​‍‌‌​ ​ ‌​‌​​‍‌‌​ ​ ‌​‌​​‍‌‌​ ​‍​ ​‍​ ‌ ‌‍‌‍​ ‌ ​ ‍‌​ ​‍​ ‍​‌‍‌​​ ‌‌​ ‍​‌‍‌‌​ ‌ ‌‍‌‌​‍‌‌​ ​‍​ ​‍​‍‌‌​ ‌‌‌​‌​​‍ ‍‌ ‌​‌‍‍‌‌ ‌​‌‍ ​‌‍‌‌​‍‌‍‌ ​​‌‍‌‌‌ ​‍‌ ​ ‌ ​​‌‍‌‌‌‍​ ‌ ‌​‌‍‍‌‌ ‌‍‌‍‌‌​ ‌‌ ​​‌ ‌‌‌‍​‍‌‍ ​‌‍‍‌‌ ​ ‌‍‍​‌‍‌‌‌‍‌​​‍​‍‌ ‌
Company​​​​‌ ‍ ​‍​‍‌‍ ‌ ​‍‌‍‍‌‌‍‌ ‌‍‍‌‌‍ ‍​‍​‍​ ‍‍​‍​‍‌ ​ ‌‍​‌‌‍ ‍‌‍‍‌‌ ‌​‌ ‍‌​‍ ‍‌‍‍‌‌‍ ​‍​‍​‍ ​​‍​‍‌‍‍​‌ ​‍‌‍‌‌‌‍‌‍​‍​‍​ ‍‍​‍​‍‌‍‍​‌ ‌​‌ ‌​‌ ​​​ ‍‍​‍ ​‍ ‌‍ ​‌‍ ‌‍​ ‌‍​‌‌‍ ​‌‍‍​‌‍ ‌ ​ ‌ ‌​​ ‍‍​ ​ ​ ​​​ ​​​ ​​​‍ ‌ ​ ‌ ‌​‌ ‌‌‌‍‌​‌‍‍‌‌‍ ​‍ ‌‍‍‌‌‍ ‍‌ ‌​‌‍‌‌‌‍ ‍‌ ‌​​‍ ‌‍‌‌‌‍‌​‌‍‍‌‌ ‌​​‍ ‌‍ ‌‌‍ ‌‍‌​‌‍‌‌​ ‌‌ ​​‌ ​‍‌‍‌‌‌ ​ ‌‍‌‌‌‍ ‍‌ ‌​‌‍​‌‌ ‌​‌‍‍‌‌‍ ‌‍ ‍​ ‍ ‌‍‍‌‌‍‌​​ ‌​ ​‌​ ‍​​ ‍​‌‍‌‍‌‍​ ​ ‌ ​ ​ ‌‍​ ​‍ ‌​ ​ ‌‍​‌​ ​​‌‍‌‌​‍ ‌​ ‌​​ ​ ​ ​‌​ ​​​‍ ‌​ ‍​‌‍‌‍​ ‍‌​ ​ ​‍ ‌‌‍​‌‌‍‌‍‌‍​ ‌‍​‍​ ‌‍‌‍​ ​ ​‌​ ​ ​ ‍‌​ ‍‌​ ‌‍‌‍​‍​ ‍ ‌ ‌​‌ ‍‌‌ ​​‌‍‌‌​ ‌‌‍ ‍‌‍​‌‌ ‌‍‌‍‍‌‌‍‌ ‌‍​‌‌ ‌​‌‍‍‌‌‍ ‌‍ ‍​ ‍ ‌ ​​‌‍​‌‌ ‌​‌‍‍​​ ‌‌‍ ‍‌‍​‌‌ ‌‍‌‍‍‌‌‍‌ ‌‍​‌‌ ‌​‌‍‍‌‌‍ ‌‍ ‍‌​‍‌‌ ‌​‌‍‌‌‌‍ ‌‌ ​ ​‍‌‌​ ‌‌‌​​‍‌‌ ‌‍‍ ‌‍‌‌‌ ‍‌​‍‌‌​ ​ ‌​‌​​‍‌‌​ ​ ‌​‌​​‍‌‌​ ​‍​ ​‍​ ​ ‌‍​‌​ ‌ ​ ​‌​ ‌​‌‍‌‍​ ‌​​ ‌ ​ ​‍​ ​‌​ ​ ​ ‌ ​‍‌‌​ ​‍​ ​‍​‍‌‌​ ‌‌‌​‌​​‍ ‍‌ ‌​‌‍‍‌‌ ‌​‌‍ ​‌‍‌‌​ ‌‍​‍‌‍​‌‌ ​ ‌‍‌‌‌‌‌‌‌ ​‍‌‍ ​​ ‌‌‍‍​‌ ‌​‌ ‌​‌ ​​​‍‌‌​ ​ ‌​​‌​‍‌‌​ ​‍‌​‌‍​‍‌‌​ ​‍‌​‌‍‌‍ ​‌‍ ‌‍​ ‌‍​‌‌‍ ​‌‍‍​‌‍ ‌ ​ ‌ ‌​​‍‌‌​ ​ ‌​​‌​ ​ ​ ​​​ ​​​ ​​​‍‌‌​ ​‍‌​‌‍‌ ​ ‌ ‌​‌ ‌‌‌‍‌​‌‍‍‌‌‍ ​‍‌‍‌‍‍‌‌‍‌​​ ‌​ ​‌​ ‍​​ ‍​‌‍‌‍‌‍​ ​ ‌ ​ ​ ‌‍​ ​‍ ‌​ ​ ‌‍​‌​ ​​‌‍‌‌​‍ ‌​ ‌​​ ​ ​ ​‌​ ​​​‍ ‌​ ‍​‌‍‌‍​ ‍‌​ ​ ​‍ ‌‌‍​‌‌‍‌‍‌‍​ ‌‍​‍​ ‌‍‌‍​ ​ ​‌​ ​ ​ ‍‌​ ‍‌​ ‌‍‌‍​‍​‍‌‍‌ ‌​‌ ‍‌‌ ​​‌‍‌‌​ ‌‌‍ ‍‌‍​‌‌ ‌‍‌‍‍‌‌‍‌ ‌‍​‌‌ ‌​‌‍‍‌‌‍ ‌‍ ‍​‍‌‍‌ ​​‌‍​‌‌ ‌​‌‍‍​​ ‌‌‍ ‍‌‍​‌‌ ‌‍‌‍‍‌‌‍‌ ‌‍​‌‌ ‌​‌‍‍‌‌‍ ‌‍ ‍‌​‍‌‌ ‌​‌‍‌‌‌‍ ‌‌ ​ ​‍‌‌​ ‌‌‌​​‍‌‌ ‌‍‍ ‌‍‌‌‌ ‍‌​‍‌‌​ ​ ‌​‌​​‍‌‌​ ​ ‌​‌​​‍‌‌​ ​‍​ ​‍​ ​ ‌‍​‌​ ‌ ​ ​‌​ ‌​‌‍‌‍​ ‌​​ ‌ ​ ​‍​ ​‌​ ​ ​ ‌ ​‍‌‌​ ​‍​ ​‍​‍‌‌​ ‌‌‌​‌​​‍ ‍‌ ‌​‌‍‍‌‌ ‌​‌‍ ​‌‍‌‌​‍‌‍‌ ​​‌‍‌‌‌ ​‍‌ ​ ‌ ​​‌‍‌‌‌‍​ ‌ ‌​‌‍‍‌‌ ‌‍‌‍‌‌​ ‌‌ ​​‌ ‌‌‌‍​‍‌‍ ​‌‍‍‌‌ ​ ‌‍‍​‌‍‌‌‌‍‌​​‍​‍‌ ‌
About us​​​​‌ ‍ ​‍​‍‌‍ ‌ ​‍‌‍‍‌‌‍‌ ‌‍‍‌‌‍ ‍​‍​‍​ ‍‍​‍​‍‌ ​ ‌‍​‌‌‍ ‍‌‍‍‌‌ ‌​‌ ‍‌​‍ ‍‌‍‍‌‌‍ ​‍​‍​‍ ​​‍​‍‌‍‍​‌ ​‍‌‍‌‌‌‍‌‍​‍​‍​ ‍‍​‍​‍‌‍‍​‌ ‌​‌ ‌​‌ ​​​ ‍‍​‍ ​‍ ‌‍ ​‌‍ ‌‍​ ‌‍​‌‌‍ ​‌‍‍​‌‍ ‌ ​ ‌ ‌​​ ‍‍​ ​ ​ ​​​ ​​​ ​​​‍ ‌ ​ ‌ ‌​‌ ‌‌‌‍‌​‌‍‍‌‌‍ ​‍ ‌‍‍‌‌‍ ‍‌ ‌​‌‍‌‌‌‍ ‍‌ ‌​​‍ ‌‍‌‌‌‍‌​‌‍‍‌‌ ‌​​‍ ‌‍ ‌‌‍ ‌‍‌​‌‍‌‌​ ‌‌ ​​‌ ​‍‌‍‌‌‌ ​ ‌‍‌‌‌‍ ‍‌ ‌​‌‍​‌‌ ‌​‌‍‍‌‌‍ ‌‍ ‍​ ‍ ‌‍‍‌‌‍‌​​ ‌​ ​‌​ ‍​​ ‍​‌‍‌‍‌‍​ ​ ‌ ​ ​ ‌‍​ ​‍ ‌​ ​ ‌‍​‌​ ​​‌‍‌‌​‍ ‌​ ‌​​ ​ ​ ​‌​ ​​​‍ ‌​ ‍​‌‍‌‍​ ‍‌​ ​ ​‍ ‌‌‍​‌‌‍‌‍‌‍​ ‌‍​‍​ ‌‍‌‍​ ​ ​‌​ ​ ​ ‍‌​ ‍‌​ ‌‍‌‍​‍​ ‍ ‌ ‌​‌ ‍‌‌ ​​‌‍‌‌​ ‌‌‍ ‍‌‍​‌‌ ‌‍‌‍‍‌‌‍‌ ‌‍​‌‌ ‌​‌‍‍‌‌‍ ‌‍ ‍​ ‍ ‌ ​​‌‍​‌‌ ‌​‌‍‍​​ ‌‌‍ ‍‌‍​‌‌ ‌‍‌‍‍‌‌‍‌ ‌‍​‌‌ ‌​‌‍‍‌‌‍ ‌‍ ‍‌​‍‌‌ ‌​‌‍‌‌‌‍ ‌‌ ​ ​‍‌‌​ ‌‌‌​​‍‌‌ ‌‍‍ ‌‍‌‌‌ ‍‌​‍‌‌​ ​ ‌​‌​​‍‌‌​ ​ ‌​‌​​‍‌‌​ ​‍​ ​‍​ ​ ‌‍​‌​ ‌ ​ ​‌​ ‌​‌‍‌‍​ ‌​​ ‌ ​ ​‍​ ​‌​ ​ ​ ‌ ​‍‌‌​ ​‍​ ​‍​‍‌‌​ ‌‌‌​‌​​‍ ‍‌‍​ ‌‍‍​‌‍‍‌‌‍ ​‌‍‌​‌ ​‍‌‍‌‌‌‍ ‍​‍‌‌​ ‌‌‌​​‍‌‌ ‌‍‍ ‌‍‌‌‌ ‍‌​‍‌‌​ ​ ‌​‌​​‍‌‌​ ​ ‌​‌​​‍‌‌​ ​‍​ ​‍​ ‌​​ ‌ ‌‍‌​​ ‌‍​ ​ ​ ​‍​ ​ ‌‍​ ‌‍‌‍​ ‌​‌‍‌‍​ ‌ ​‍‌‌​ ​‍​ ​‍​‍‌‌​ ‌‌‌​‌​​‍ ‍‌ ‌​‌‍‍‌‌ ‌​‌‍ ​‌‍‌‌​ ‌‍​‍‌‍​‌‌ ​ ‌‍‌‌‌‌‌‌‌ ​‍‌‍ ​​ ‌‌‍‍​‌ ‌​‌ ‌​‌ ​​​‍‌‌​ ​ ‌​​‌​‍‌‌​ ​‍‌​‌‍​‍‌‌​ ​‍‌​‌‍‌‍ ​‌‍ ‌‍​ ‌‍​‌‌‍ ​‌‍‍​‌‍ ‌ ​ ‌ ‌​​‍‌‌​ ​ ‌​​‌​ ​ ​ ​​​ ​​​ ​​​‍‌‌​ ​‍‌​‌‍‌ ​ ‌ ‌​‌ ‌‌‌‍‌​‌‍‍‌‌‍ ​‍‌‍‌‍‍‌‌‍‌​​ ‌​ ​‌​ ‍​​ ‍​‌‍‌‍‌‍​ ​ ‌ ​ ​ ‌‍​ ​‍ ‌​ ​ ‌‍​‌​ ​​‌‍‌‌​‍ ‌​ ‌​​ ​ ​ ​‌​ ​​​‍ ‌​ ‍​‌‍‌‍​ ‍‌​ ​ ​‍ ‌‌‍​‌‌‍‌‍‌‍​ ‌‍​‍​ ‌‍‌‍​ ​ ​‌​ ​ ​ ‍‌​ ‍‌​ ‌‍‌‍​‍​‍‌‍‌ ‌​‌ ‍‌‌ ​​‌‍‌‌​ ‌‌‍ ‍‌‍​‌‌ ‌‍‌‍‍‌‌‍‌ ‌‍​‌‌ ‌​‌‍‍‌‌‍ ‌‍ ‍​‍‌‍‌ ​​‌‍​‌‌ ‌​‌‍‍​​ ‌‌‍ ‍‌‍​‌‌ ‌‍‌‍‍‌‌‍‌ ‌‍​‌‌ ‌​‌‍‍‌‌‍ ‌‍ ‍‌​‍‌‌ ‌​‌‍‌‌‌‍ ‌‌ ​ ​‍‌‌​ ‌‌‌​​‍‌‌ ‌‍‍ ‌‍‌‌‌ ‍‌​‍‌‌​ ​ ‌​‌​​‍‌‌​ ​ ‌​‌​​‍‌‌​ ​‍​ ​‍​ ​ ‌‍​‌​ ‌ ​ ​‌​ ‌​‌‍‌‍​ ‌​​ ‌ ​ ​‍​ ​‌​ ​ ​ ‌ ​‍‌‌​ ​‍​ ​‍​‍‌‌​ ‌‌‌​‌​​‍ ‍‌‍​ ‌‍‍​‌‍‍‌‌‍ ​‌‍‌​‌ ​‍‌‍‌‌‌‍ ‍​‍‌‌​ ‌‌‌​​‍‌‌ ‌‍‍ ‌‍‌‌‌ ‍‌​‍‌‌​ ​ ‌​‌​​‍‌‌​ ​ ‌​‌​​‍‌‌​ ​‍​ ​‍​ ‌​​ ‌ ‌‍‌​​ ‌‍​ ​ ​ ​‍​ ​ ‌‍​ ‌‍‌‍​ ‌​‌‍‌‍​ ‌ ​‍‌‌​ ​‍​ ​‍​‍‌‌​ ‌‌‌​‌​​‍ ‍‌ ‌​‌‍‍‌‌ ‌​‌‍ ​‌‍‌‌​‍‌‍‌ ​​‌‍‌‌‌ ​‍‌ ​ ‌ ​​‌‍‌‌‌‍​ ‌ ‌​‌‍‍‌‌ ‌‍‌‍‌‌​ ‌‌ ​​‌ ‌‌‌‍​‍‌‍ ​‌‍‍‌‌ ​ ‌‍‍​‌‍‌‌‌‍‌​​‍​‍‌ ‌